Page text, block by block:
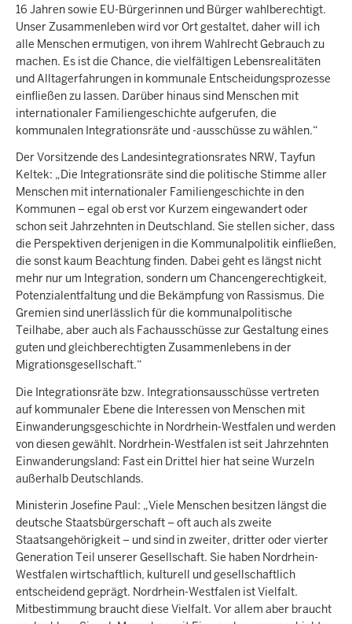
16 Jahren sowie EU-Bürgerinnen und Bürger wahlberechtigt.
Unser Zusammenleben wird vor Ort gestaltet, daher will ich
alle Menschen ermutigen, von ihrem Wahlrecht Gebrauch zu
machen. Es ist die Chance, die vielfältigen Lebensrealitäten
und Alltagerfahrungen in kommunale Entscheidungsprozesse
einfließen zu lassen. Darüber hinaus sind Menschen mit
internationaler Familiengeschichte aufgerufen, die
kommunalen Integrationsräte und -ausschüsse zu wählen.“
Der Vorsitzende des Landesintegrationsrates NRW, Tayfun
Keltek: „Die Integrationsräte sind die politische Stimme aller
Menschen mit internationaler Familiengeschichte in den
Kommunen – egal ob erst vor Kurzem eingewandert oder
schon seit Jahrzehnten in Deutschland. Sie stellen sicher, dass
die Perspektiven derjenigen in die Kommunalpolitik einfließen,
die sonst kaum Beachtung finden. Dabei geht es längst nicht
mehr nur um Integration, sondern um Chancengerechtigkeit,
Potenzialentfaltung und die Bekämpfung von Rassismus. Die
Gremien sind unerlässlich für die kommunalpolitische
Teilhabe, aber auch als Fachausschüsse zur Gestaltung eines
guten und gleichberechtigten Zusammenlebens in der
Migrationsgesellschaft.“
Die Integrationsräte bzw. Integrationsausschüsse vertreten
auf kommunaler Ebene die Interessen von Menschen mit
Einwanderungsgeschichte in Nordrhein-Westfalen und werden
von diesen gewählt. Nordrhein-Westfalen ist seit Jahrzehnten
Einwanderungsland: Fast ein Drittel hier hat seine Wurzeln
außerhalb Deutschlands.
Ministerin Josefine Paul: „Viele Menschen besitzen längst die
deutsche Staatsbürgerschaft – oft auch als zweite
Staatsangehörigkeit – und sind in zweiter, dritter oder vierter
Generation Teil unserer Gesellschaft. Sie haben Nordrhein-
Westfalen wirtschaftlich, kulturell und gesellschaftlich
entscheidend geprägt. Nordrhein-Westfalen ist Vielfalt.
Mitbestimmung braucht diese Vielfalt. Vor allem aber braucht